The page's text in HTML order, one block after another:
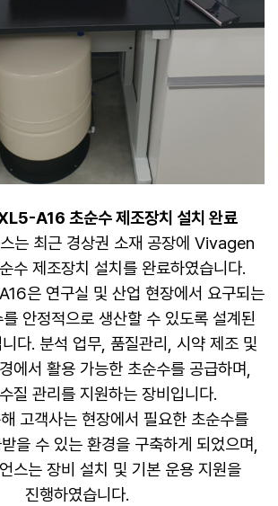
A16 초순수 제조장치 설치 완료
는 최근 경상권 소재 공장에 Vivagen
수 제조장치 설치를 완료하였습니다.
은 연구실 및 산업 현장에서 요구되는
안정적으로 생산할 수 있도록 설계된
다. 분석 업무, 품질관리, 시약 제조 및
에서 활용 가능한 초순수를 공급하며,
질 관리를 지원하는 장비입니다.
고객사는 현장에서 필요한 초순수를
을 수 있는 환경을 구축하게 되었으며,
스는 장비 설치 및 기본 운용 지원을
진행하였습니다.